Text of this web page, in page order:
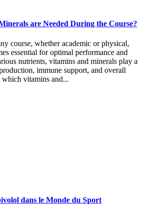
are Needed During the Course?
course, whether academic or physical,
essential for optimal performance and
nutrients, vitamins and minerals play a
immune support, and overall
vitamins and...
dans le Monde du Sport